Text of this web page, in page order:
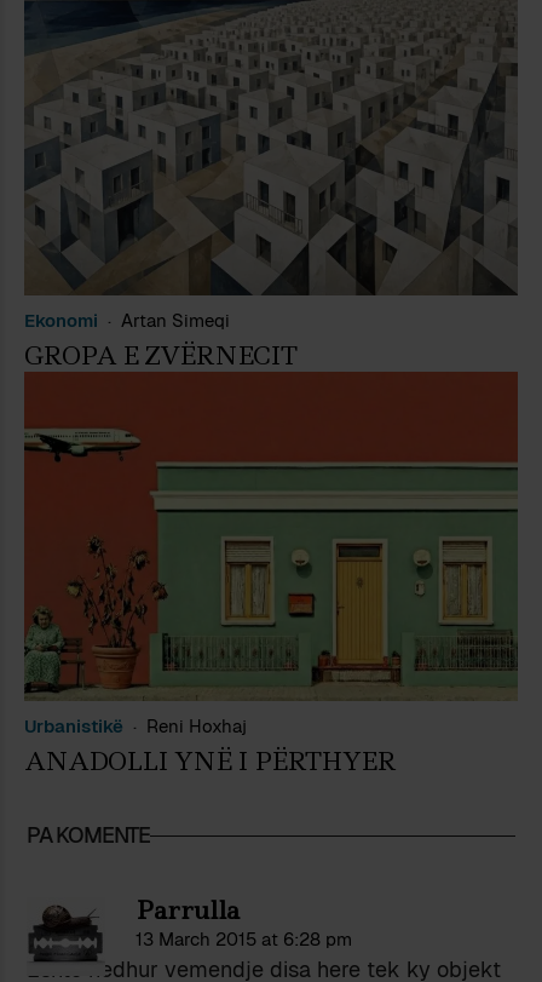
Ekonomi Artan Simeqi
GROPA E ZVËRNECIT
Urbanistikë Reni Hoxhaj
ANADOLLI YNË I PËRTHYER
PA KOMENTE
Parrulla
13 March 2015 at 6:28 pm
Eshte hedhur vemendje disa here tek ky objekt